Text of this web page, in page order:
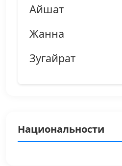
Айшат
Жанна
Зугайрат
Национальности